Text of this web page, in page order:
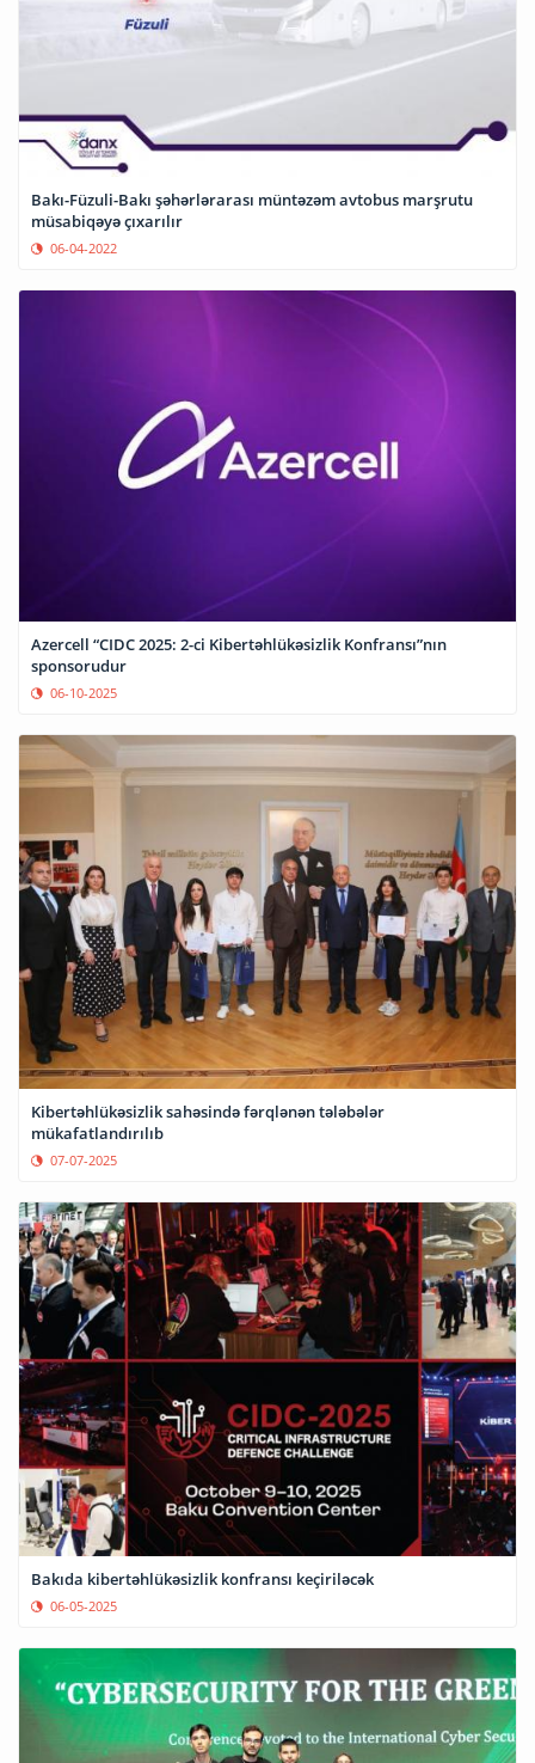
Bakı-Füzuli-Bakı şəhərlərarası müntəzəm avtobus marşrutu
müsabiqəyə çıxarılır
06-04-2022
Azercell “CIDC 2025: 2-ci Kibertəhlükəsizlik Konfransı”nın
sponsorudur
06-10-2025
Kibertəhlükəsizlik sahəsində fərqlənən tələbələr
mükafatlandırılıb
07-07-2025
Bakıda kibertəhlükəsizlik konfransı keçiriləcək
06-05-2025